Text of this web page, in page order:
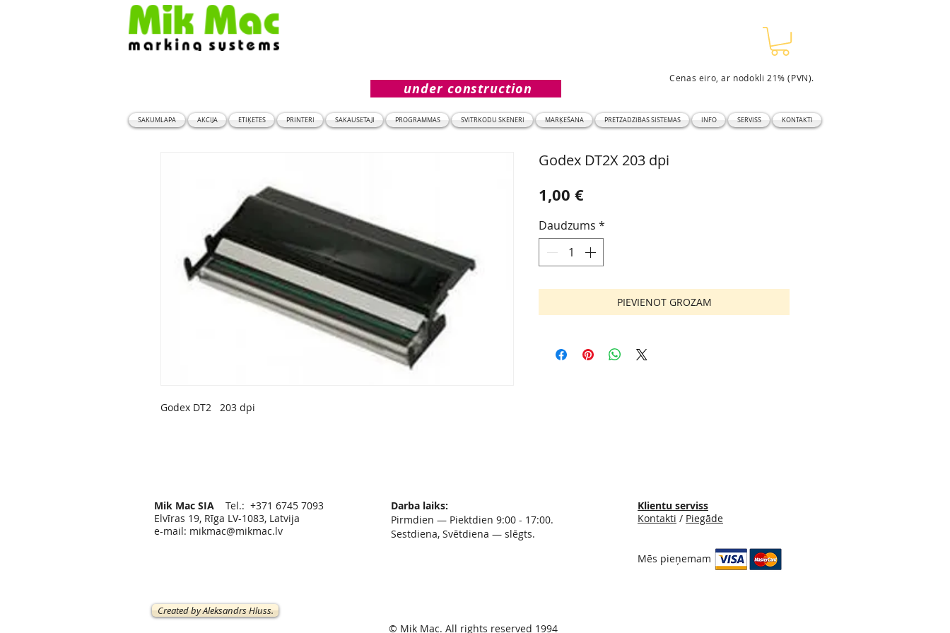
under construction
Cenas eiro, ar nodokli 21% (PVN).
SĀKUMLAPA AKCIJA ETIĶETES PRINTERI SAKAUSĒTĀJI PROGRAMMAS SVĪTRKODU SKENERI MARĶĒŠANA PRETZĀDZĪBAS SISTĒMAS INFO SERVISS KONTAKTI
Godex DT2 203 dpi
Godex DT2X 203 dpi
1,00 €Cena
Daudzums *
PIEVIENOT GROZAM
Mik Mac SIA Tel.: +371 6745 7093
Elvīras 19, Rīga LV-1083, Latvija
e-mail: mikmac@mikmac.lv
Created by Aleksandrs Hluss.
Darba laiks:
Pirmdien — Piektdien 9:00 - 17:00.
Sestdiena, Svētdiena — slēgts.
Klientu serviss
Kontakti / Piegāde
Mēs pieņemam
© Mik Mac. All rights reserved 1994